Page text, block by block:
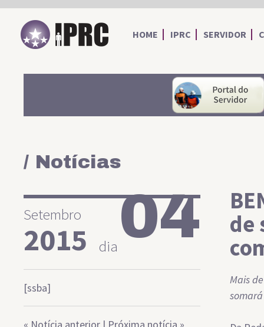
IPRC
HOME IPRC SERVIDOR
/ Notícias
Setembro
2015 dia04
[ssba]
de
Mais